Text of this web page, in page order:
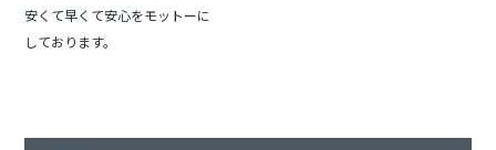
o
k
安くて早くて安心をモットーに
しております。